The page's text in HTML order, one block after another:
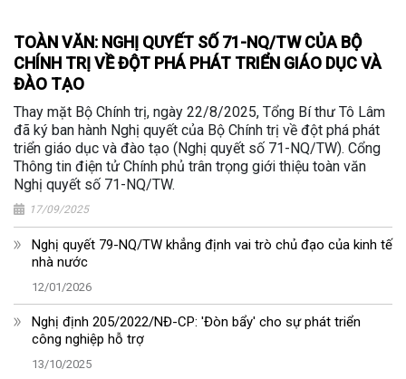
TOÀN VĂN: NGHỊ QUYẾT SỐ 71-NQ/TW CỦA BỘ
CHÍNH TRỊ VỀ ĐỘT PHÁ PHÁT TRIỂN GIÁO DỤC VÀ
ĐÀO TẠO
Thay mặt Bộ Chính trị, ngày 22/8/2025, Tổng Bí thư Tô Lâm
đã ký ban hành Nghị quyết của Bộ Chính trị về đột phá phát
triển giáo dục và đào tạo (Nghị quyết số 71-NQ/TW). Cổng
Thông tin điện tử Chính phủ trân trọng giới thiệu toàn văn
Nghị quyết số 71-NQ/TW.
17/09/2025
Nghị quyết 79-NQ/TW khẳng định vai trò chủ đạo của kinh tế
nhà nước
12/01/2026
Nghị định 205/2022/NĐ-CP: 'Đòn bẩy' cho sự phát triển
công nghiệp hỗ trợ
13/10/2025